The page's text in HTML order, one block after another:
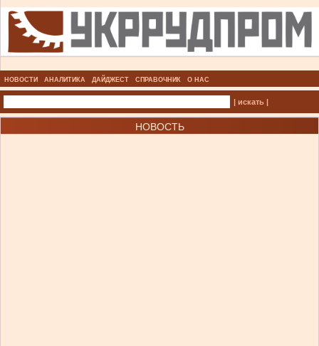
НОВОСТИ АНАЛИТИКА ДАЙДЖЕСТ СПРАВОЧНИК О НАС
| искать |
НОВОСТЬ